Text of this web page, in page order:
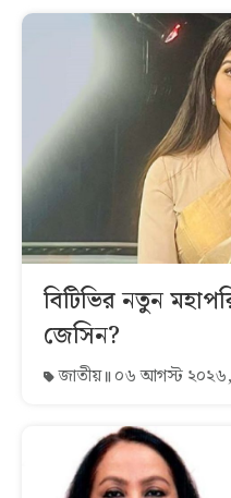
বিটিভির নতুন
জেসিন?
জাতীয় ০৬ আগস্ট